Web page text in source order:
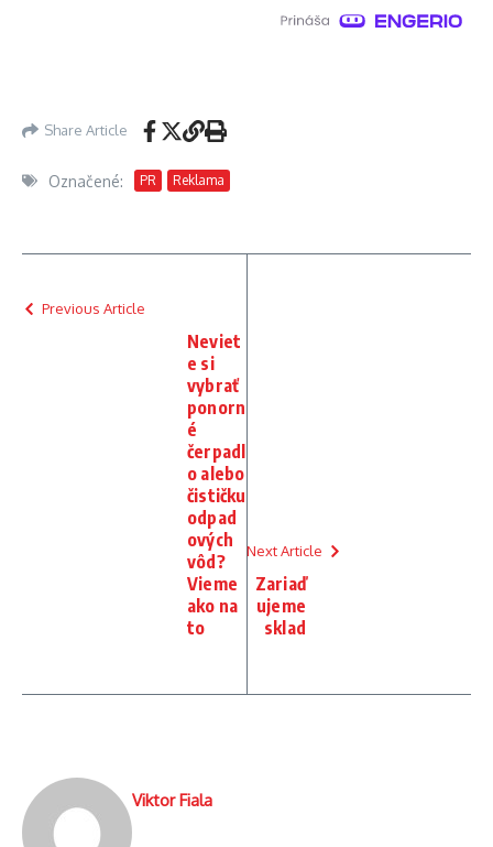
Share Article
Označené: PR Reklama
Previous Article
Neviet
e si
vybrať
ponorn
é
čerpadl
o alebo
čističku
odpad
ových
vôd?
Vieme
ako na
to
Next Article
Zariaď
ujeme
sklad
Viktor Fiala